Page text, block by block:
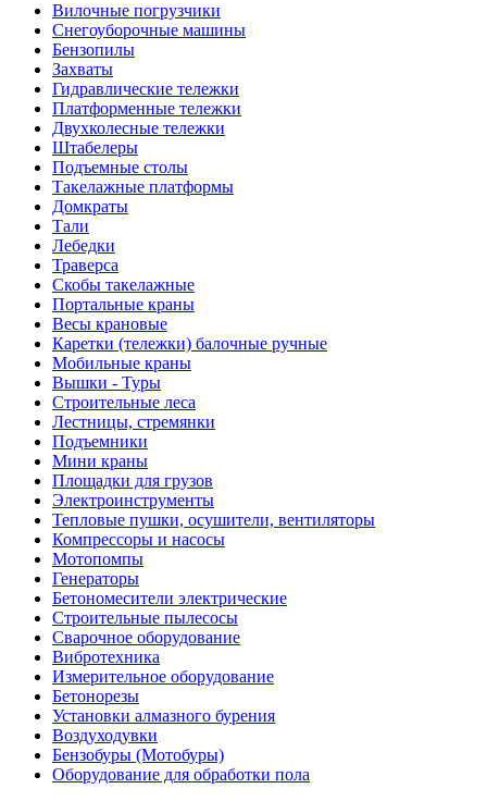
Вилочные погрузчики
Снегоуборочные машины
Бензопилы
Захваты
Гидравлические тележки
Платформенные тележки
Двухколесные тележки
Штабелеры
Подъемные столы
Такелажные платформы
Домкраты
Тали
Лебедки
Траверса
Скобы такелажные
Портальные краны
Весы крановые
Каретки (тележки) балочные ручные
Мобильные краны
Вышки - Туры
Строительные леса
Лестницы, стремянки
Подъемники
Мини краны
Площадки для грузов
Электроинструменты
Тепловые пушки, осушители, вентиляторы
Компрессоры и насосы
Мотопомпы
Генераторы
Бетономесители электрические
Строительные пылесосы
Сварочное оборудование
Вибротехника
Измерительное оборудование
Бетонорезы
Установки алмазного бурения
Воздуходувки
Бензобуры (Мотобуры)
Оборудование для обработки пола